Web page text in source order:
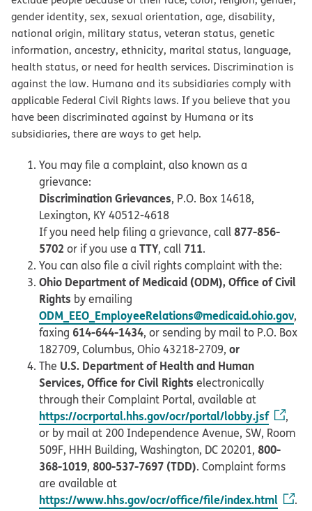
gender identity, sex, sexual orientation, age, disability,
national origin, military status, veteran status, genetic
information, ancestry, ethnicity, marital status, language,
health status, or need for health services. Discrimination is
against the law. Humana and its subsidiaries comply with
applicable Federal Civil Rights laws. If you believe that you
have been discriminated against by Humana or its
subsidiaries, there are ways to get help.
You may file a complaint, also known as a
grievance:
Discrimination Grievances, P.O. Box 14618,
Lexington, KY 40512-4618
If you need help filing a grievance, call877-856-
5702 or if you use a TTY, call 711.
You can also file a civil rights complaint with the:
Ohio Department of Medicaid (ODM), Office of Civil
Rights by emailing
ODM_EEO_EmployeeRelations@medicaid.ohio.gov,
faxing 614-644-1434, or sending by mail to P.O. Box
182709, Columbus, Ohio 43218-2709, or
The U.S. Department of Health and Human
Services, Office for Civil Rights electronically
through their Complaint Portal, available at
https://ocrportal.hhs.gov/ocr/portal/lobby.jsf
,
or by mail at 200 Independence Avenue, SW, Room
509F, HHH Building, Washington, DC 20201, 800-
368-1019, 800-537-7697 (TDD). Complaint forms
are available at
https://www.hhs.gov/ocr/office/file/index.html .